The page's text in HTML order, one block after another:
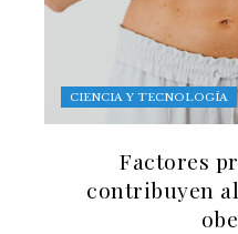
CIENCIA Y TECNOLOGÍA
Factores
contribuyen